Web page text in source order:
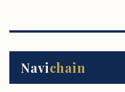
Navichain